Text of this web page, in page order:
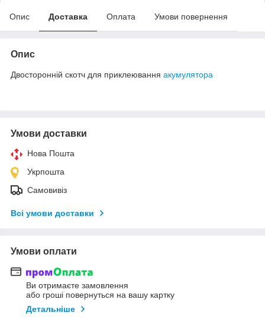
Опис Доставка Оплата Умови повернення
Опис
Двосторонній скотч для приклеювання акумулятора
Умови доставки
Нова Пошта
Укрпошта
Самовивіз
Всі умови доставки
Умови оплати
Ви отримаєте замовлення
або гроші повернуться на вашу картку
Детальніше